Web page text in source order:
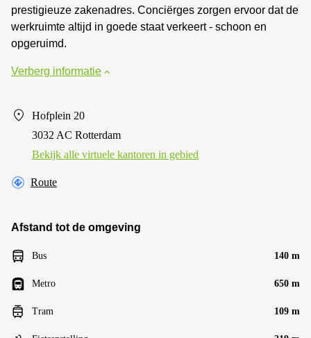
prestigieuze zakenadres. Conciërges zorgen ervoor dat de
werkruimte altijd in goede staat verkeert - schoon en
opgeruimd.
Verberg informatie
Hofplein 20
3032 AC Rotterdam
Bekijk alle virtuele kantoren in gebied
Route
Afstand tot de omgeving
Bus 140 m
Metro 650 m
Tram 109 m